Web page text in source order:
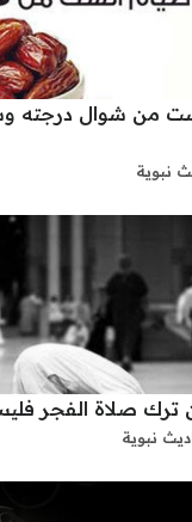
من شوال درجته
نبوية
صلاة الفجر
نبوية